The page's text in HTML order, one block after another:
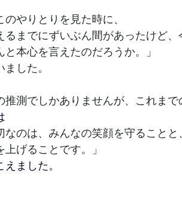
のやりとりを見た時に、
るまでにずいぶん間があったけど
と本心を言えたのだろうか。」
ました。
推測でしかありませんが、これまで
なのは、みんなの笑顔を守ること
上げることです。」
えました。